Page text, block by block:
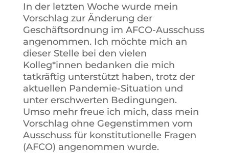
In der letzten Woche wurde mein
Vorschlag zur Änderung der
Geschäftsordnung im AFCO-Ausschuss
angenommen. Ich möchte mich an
dieser Stelle bei den vielen
Kolleg*innen bedanken die mich
tatkräftig unterstützt haben, trotz der
aktuellen Pandemie-Situation und
unter erschwerten Bedingungen.
Umso mehr freue ich mich, dass mein
Vorschlag ohne Gegenstimmen vom
Ausschuss für konstitutionelle Fragen
(AFCO) angenommen wurde.